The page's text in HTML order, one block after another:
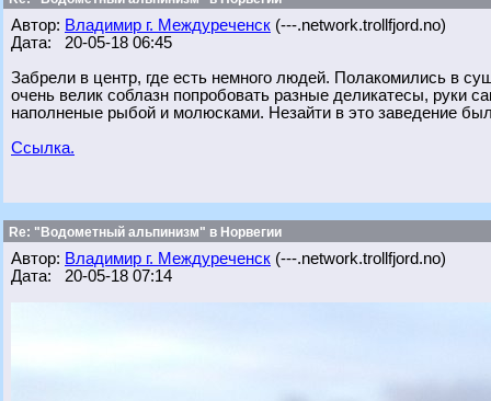
Автор: Владимир г. Междуреченск (---.network.trollfjord.no)
Дата: 20-05-18 06:45
Забрели в центр, где есть немного людей. Полакомились в
очень велик соблазн попробовать разные деликатесы, руки
наполненые рыбой и молюсками. Незайти в это заведение
Ссылка.
Re: "Водометный альпинизм" в Норвегии
Автор: Владимир г. Междуреченск (---.network.trollfjord.no)
Дата: 20-05-18 07:14